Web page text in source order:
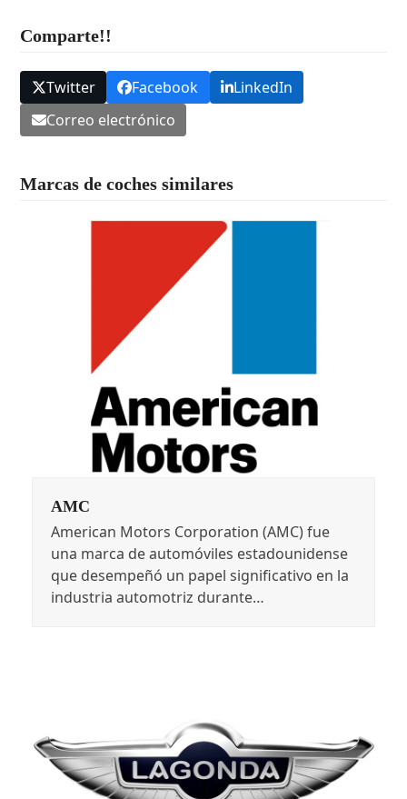
Comparte!!
Twitter Facebook
LinkedIn
Correo electrónico
Marcas de coches similares
AMC
American Motors Corporation (AMC) fue
una marca de automóviles estadounidense
que desempeñó un papel significativo en la
industria automotriz durante…